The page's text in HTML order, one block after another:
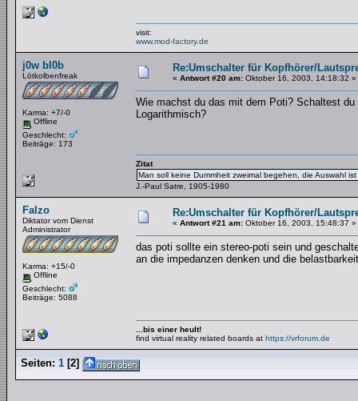
visit:
www.mod-factory.de
j0w bl0b
Lötkolbenfreak
Karma: +7/-0
Offline
Geschlecht:
Beiträge: 173
Re:Umschalter für Kopfhörer/
« Antwort #20 am: Oktober 16, 2003, 14:18:32 »
Wie machst du das mit dem Poti? Schaltest
Logarithmisch?
Zitat
Man soll keine Dummheit zweimal begehen, die Auswahl
J.-Paul Satre, 1905-1980
Falzo
Diktator vom Dienst
Administrator
Karma: +15/-0
Offline
Geschlecht:
Beiträge: 5088
Re:Umschalter für Kopfhörer/
« Antwort #21 am: Oktober 16, 2003, 15:48:37 »
das poti sollte ein stereo-poti sein und
an die impedanzen denken und die
...bis einer heult!
find virtual reality related boards at https://vrforum.de
Seiten: 1 [2]